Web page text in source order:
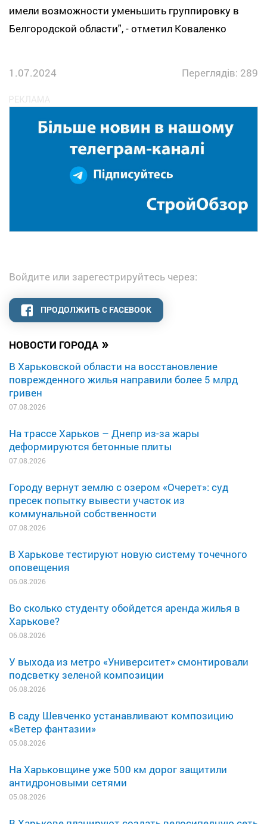
НОВОСТИ ГОРОДА »
В Харьковской области на восстановление
поврежденного жилья направили более 5 млрд
гривен
07.08.2026
На трассе Харьков – Днепр из-за жары
деформируются бетонные плиты
07.08.2026
Городу вернут землю с озером «Очерет»: суд
пресек попытку вывести участок из
коммунальной собственности
07.08.2026
В Харькове тестируют новую систему точечного
оповещения
06.08.2026
Во сколько студенту обойдется аренда жилья в
Харькове?
06.08.2026
У выхода из метро «Университет» смонтировали
подсветку зеленой композиции
06.08.2026
В саду Шевченко устанавливают композицию
«Ветер фантазии»
05.08.2026
На Харьковщине уже 500 км дорог защитили
антидроновыми сетями
05.08.2026
имели возможности уменьшить группировку в
Белгородской области", - отметил Коваленко
1.07.2024 Переглядів: 289
Войдите или зарегестрируйтесь через:
ПРОДОЛЖИТЬ С FACEBOOK